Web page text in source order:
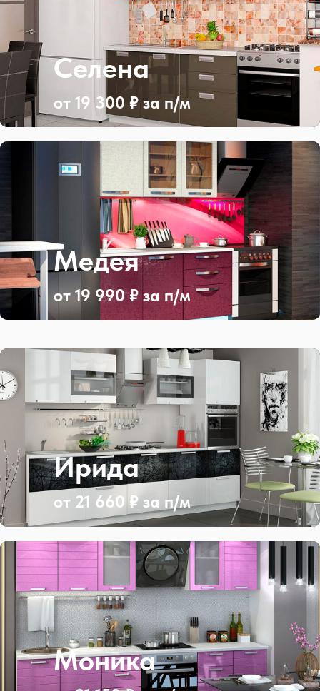
от 19 300 ₽ за п/м
Селена
от 19 990 ₽ за п/м
Медея
от 21 660 ₽ за п/м
Ирида
Моника